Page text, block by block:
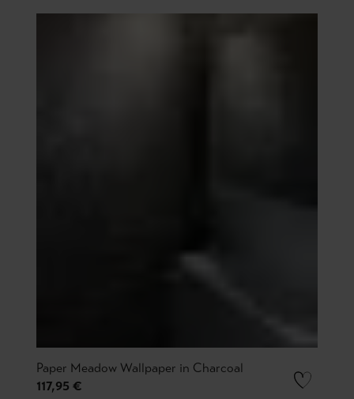
Paper Meadow Wallpaper in Charcoal
117,95 €